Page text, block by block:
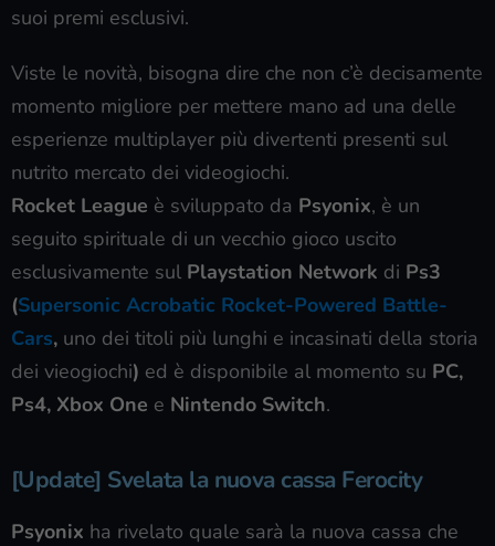
suoi premi esclusivi.
Viste le novità, bisogna dire che non c’è decisamente
momento migliore per mettere mano ad una delle
esperienze multiplayer più divertenti presenti sul
nutrito mercato dei videogiochi.
Rocket League è sviluppato da Psyonix, è un
seguito spirituale di un vecchio gioco uscito
esclusivamente sul Playstation Network di Ps3
(Supersonic Acrobatic Rocket-Powered Battle-
Cars, uno dei titoli più lunghi e incasinati della storia
dei vieogiochi) ed è disponibile al momento su PC,
Ps4, Xbox One e Nintendo Switch.
[Update] Svelata la nuova cassa Ferocity
Psyonix ha rivelato quale sarà la nuova cassa che